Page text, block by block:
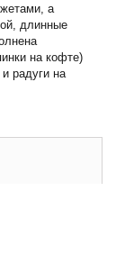
а
длинные
на кофте)
радуги на